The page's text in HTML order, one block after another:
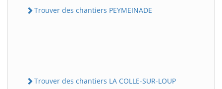
Trouver des chantiers PEYMEINADE
Trouver des chantiers LA COLLE-SUR-LOUP